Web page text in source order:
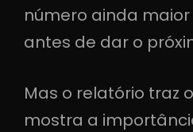
número ainda
antes de dar o
Mas o relatório traz
mostra a